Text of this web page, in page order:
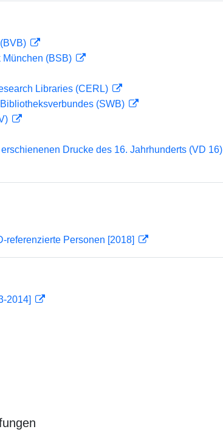
(BSB)
Libraries (CERL)
(SWB)
Drucke des 16. Jahrhunderts (VD 16)
referenzierte Personen [2018]
2014]